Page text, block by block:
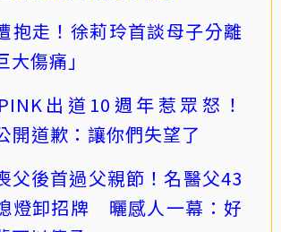
抱走！徐莉玲首談母子分離
大傷痛」
出道10週年惹眾怒！
開道歉：讓你們失望了
父後首過父親節！名醫父43
燈卸招牌 曬感人一幕：好